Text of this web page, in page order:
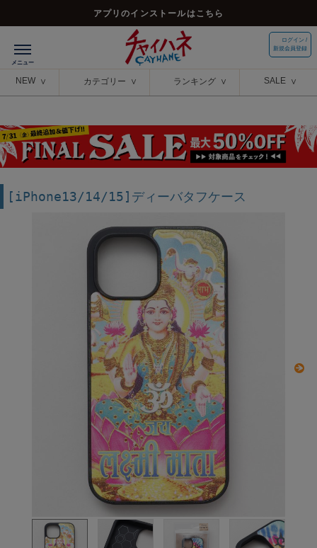
アプリのインストールはこちら
ログイン /
新規会員登録
NEW カテゴリー ランキング SALE
[iPhone13/14/15]ディーバタフケース